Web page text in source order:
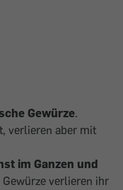
Gewürze.
verlieren aber mit
im Ganzen und
Gewürze verlieren ihr